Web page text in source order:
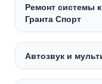
Ремонт системы
Гранта Спорт
Автозвук и